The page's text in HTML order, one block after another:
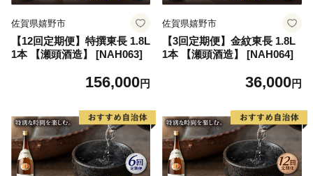
佐賀県嬉野市
【12回定期便】特撰東長 1.8L
1本 【瀬頭酒造】 [NAH063]
156,000円
佐賀県嬉野市
【3回定期便】金紋東長 1.8L
1本 【瀬頭酒造】 [NAH064]
36,000円